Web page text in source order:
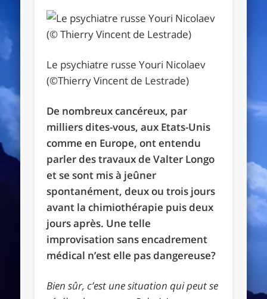
Le psychiatre russe Youri Nicolaev
(©Thierry Vincent de Lestrade)
De nombreux cancéreux, par
milliers dites-vous, aux Etats-Unis
comme en Europe, ont entendu
parler des travaux de Valter Longo
et se sont mis à jeûner
spontanément, deux ou trois jours
avant la chimiothérapie puis deux
jours après. Une telle
improvisation sans encadrement
médical n’est elle pas dangereuse?
Bien sûr, c’est une situation qui peut se